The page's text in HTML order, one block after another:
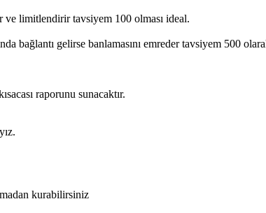
limitlendirir tavsiyem 100 olması ideal.
gelirse banlamasını emreder tavsiyem 500
raporunu sunacaktır.
kurabilirsiniz